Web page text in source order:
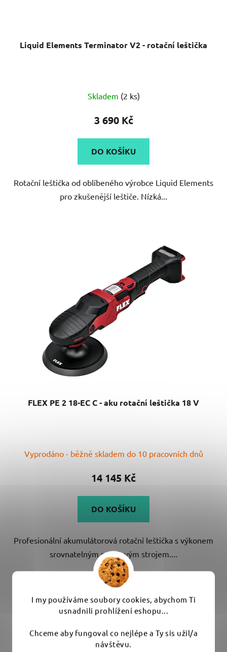
I my používáme soubory cookies, abychom Ti
usnadnili prohlížení eshopu...
Chceme aby fungoval co nejlépe a Ty sis užil/a
návštěvu.
Liquid Elements Terminator V2 - rotační leštička
hodnocení
produktu
5,0
z
hvězdiček.
Skladem (2 ks)
3 690 Kč
DO KOŠÍKU
Rotační leštička od oblíbeného výrobce Liquid Elements
pro zkušenější leštiče. Nízká...
FLEX PE 2 18-EC C - aku rotační leštička 18 V
Vyprodáno - běžně skladem do 10 pracovních dnů
14 145 Kč
DO KOŠÍKU
Profesionální akumulátorová rotační leštička s výkonem
srovnatelným se síťovým strojem....